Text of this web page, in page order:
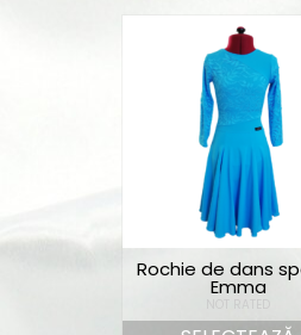
Rochie de dans
Emma